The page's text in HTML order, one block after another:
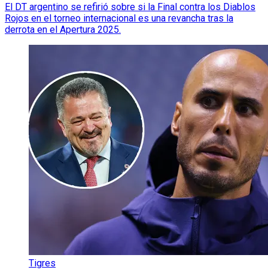
El DT argentino se refirió sobre si la Final contra los Diablos
Rojos en el torneo internacional es una revancha tras la
derrota en el Apertura 2025.
Tigres